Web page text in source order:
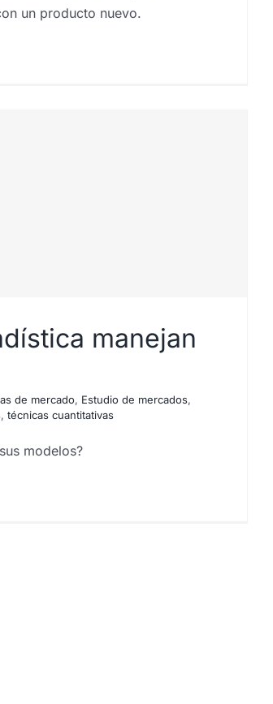
un producto nuevo.
manejan
de mercado, Estudio de mercados,
, técnicas cuantitativas
modelos?